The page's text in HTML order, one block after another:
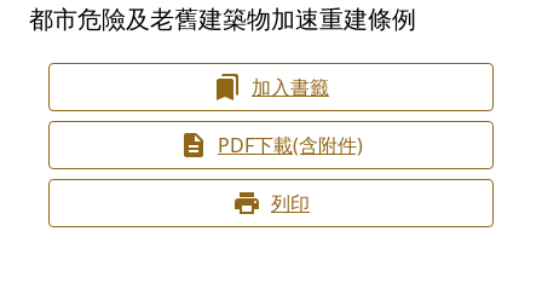
都市危險及老舊建築物加速重建條例
加入書籤
PDF下載(含附件)
列印